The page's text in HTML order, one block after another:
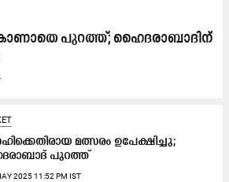
പുറത്ത്; ഹൈദരാബാദിന്
മത്സരം ഉപേക്ഷിച്ചു;
പുറത്ത്
2025 11:52 PM IST